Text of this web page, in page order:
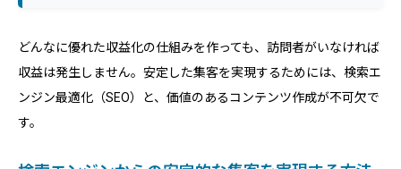
どんなに優れた収益化の仕組みを作っても、訪問者がいなければ
収益は発生しません。安定した集客を実現するためには、検索エ
ンジン最適化（SEO）と、価値のあるコンテンツ作成が不可欠で
す。